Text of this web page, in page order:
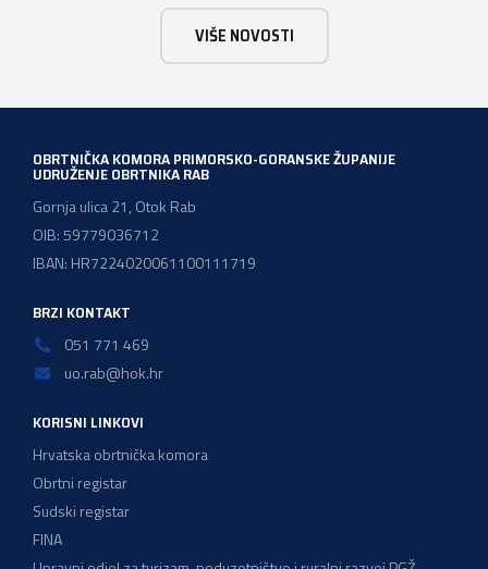
Primorsko-goranske županije s ponosom podržava i
promiče trud i posvećenost svojih obrtnika, koji doprinose
razvoju našeg društva i čine temelj našeg gospodarstva.
VIŠE NOVOSTI
OBRTNIČKA KOMORA PRIMORSKO-GORANSKE ŽUPANIJE
UDRUŽENJE OBRTNIKA RAB
Gornja ulica 21, Otok Rab
OIB: 59779036712
IBAN: HR7224020061100111719
BRZI KONTAKT
051 771 469
uo.rab@hok.hr
KORISNI LINKOVI
Hrvatska obrtnička komora
Obrtni registar
Sudski registar
FINA